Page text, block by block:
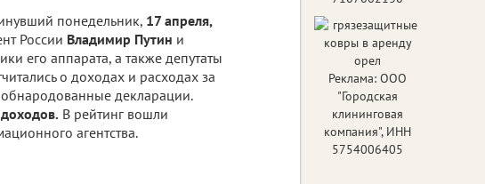
понедельник, 17 апреля,
России Владимир Путин и
его аппарата, а также депутаты
о доходах и расходах за
декларации.
В рейтинг вошли
агентства.
Реклама: ООО
"Городская
клининговая
компания", ИНН
5754006405